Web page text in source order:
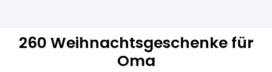
260 Weihnachtsgeschenke für
Oma